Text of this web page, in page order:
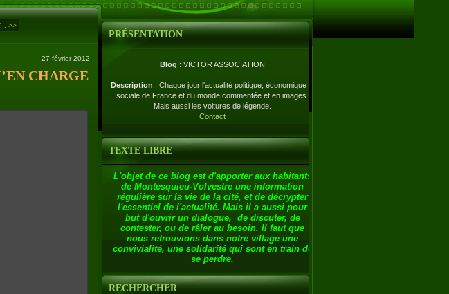
>>
27 février 2012
CHARGE
PRÉSENTATION
Blog : VICTOR ASSOCIATION
Description : Chaque jour l'actualité politique, économique et
sociale de France et du monde commentée et en images.
Mais aussi les voitures de légende.
Contact
TEXTE LIBRE
L'objet de ce blog est d'apporter aux habitants
de Montesquieu-Volvestre une information
régulière sur la vie de la cité, et de décrypter
l'essentiel de l'actualité. Mais il a aussi pour
but d'ouvrir un dialogue, de discuter, de
contester, ou de râler au besoin. Il faut que
nous retrouvions dans notre village une
convivialité, une solidarité qui sont en train de
se perdre.
RECHERCHER